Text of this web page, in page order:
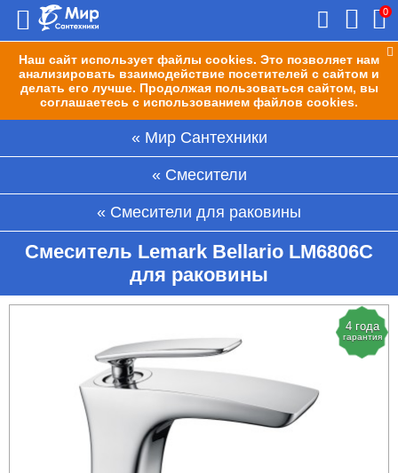
Наш сайт использует файлы cookies. Это позволяет нам
анализировать взаимодействие посетителей с сайтом и
делать его лучше. Продолжая пользоваться сайтом, вы
соглашаетесь с использованием файлов cookies.
0
Мир Сантехники
Смесители
Смесители для раковины
Смеситель Lemark Bellario LM6806C
для раковины
4 года
гарантия